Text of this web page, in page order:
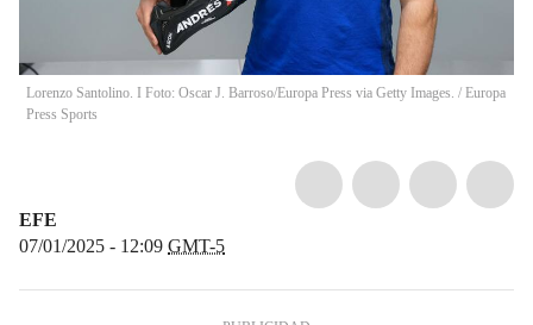
Lorenzo Santolino. I Foto: Oscar J. Barroso/Europa Press via Getty Images. / Europa
Press Sports
EFE
07/01/2025 - 12:09 GMT-5